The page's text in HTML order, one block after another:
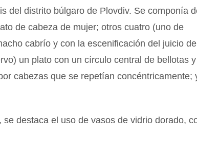
del distrito búlgaro de Plovdiv. Se componía
de cabeza de mujer; otros cuatro (uno de
cabrío y con la escenificación del juicio de
un plato con un círculo central de bellotas y
cabezas que se repetían concéntricamente;
destaca el uso de vasos de vidrio dorado,